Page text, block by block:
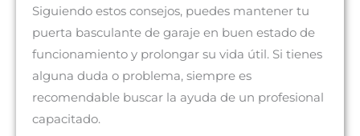
Siguiendo estos consejos, puedes mantener tu
puerta basculante de garaje en buen estado de
funcionamiento y prolongar su vida útil. Si tienes
alguna duda o problema, siempre es
recomendable buscar la ayuda de un profesional
capacitado.